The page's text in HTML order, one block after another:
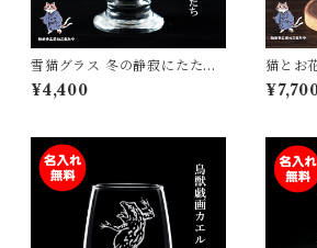
雪猫グラス 冬の静寂にたたず
む猫たち ギフト プレゼント 誕
生日 記念日 父の日 母の日 敬
¥4,400
猫とお
くら 春
ト 記念